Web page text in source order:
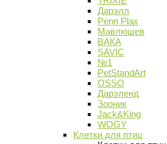
Дарэлл
Penn Plax
Мавлюшев
ВАКА
SAVIC
№1
PetStandArt
OSSO
Дарэленд
Зооник
Jack&King
WOGY
Клетки для птиц